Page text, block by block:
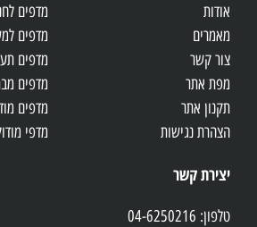
אודות
מאמרים
צור קשר
מפת אתר
תקנון אתר
הצהרת נגישות
מדפים
מדפים
מדפים
מדפים
מדפים
מדפי
יצירת קשר
טלפון: 04-6250216